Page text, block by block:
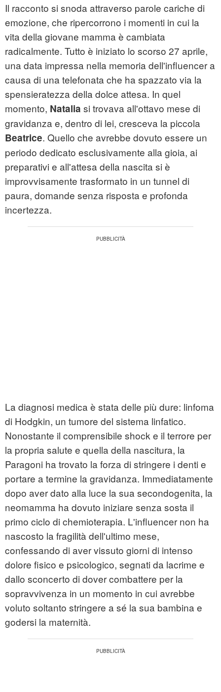
Il racconto si snoda attraverso parole cariche di
emozione, che ripercorrono i momenti in cui la
vita della giovane mamma è cambiata
radicalmente. Tutto è iniziato lo scorso 27 aprile,
una data impressa nella memoria dell'influencer a
causa di una telefonata che ha spazzato via la
spensieratezza della dolce attesa. In quel
momento, Natalia si trovava all'ottavo mese di
gravidanza e, dentro di lei, cresceva la piccola
Beatrice. Quello che avrebbe dovuto essere un
periodo dedicato esclusivamente alla gioia, ai
preparativi e all'attesa della nascita si è
improvvisamente trasformato in un tunnel di
paura, domande senza risposta e profonda
incertezza.
La diagnosi medica è stata delle più dure: linfoma
di Hodgkin, un tumore del sistema linfatico.
Nonostante il comprensibile shock e il terrore per
la propria salute e quella della nascitura, la
Paragoni ha trovato la forza di stringere i denti e
portare a termine la gravidanza. Immediatamente
dopo aver dato alla luce la sua secondogenita, la
neomamma ha dovuto iniziare senza sosta il
primo ciclo di chemioterapia. L'influencer non ha
nascosto la fragilità dell'ultimo mese,
confessando di aver vissuto giorni di intenso
dolore fisico e psicologico, segnati da lacrime e
dallo sconcerto di dover combattere per la
sopravvivenza in un momento in cui avrebbe
voluto soltanto stringere a sé la sua bambina e
godersi la maternità.